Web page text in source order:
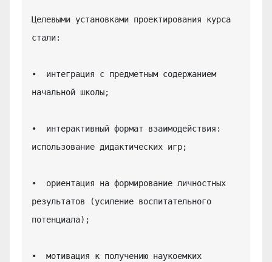
Целевыми установками проектирования курса
стали:
•  интеграция с предметным содержанием
начальной школы;
•  интерактивный формат взаимодействия:
использование дидактических игр;
•  ориентация на формирование личностных
результатов (усиление воспитательного
потенциала);
•  мотивация к получению наукоемких